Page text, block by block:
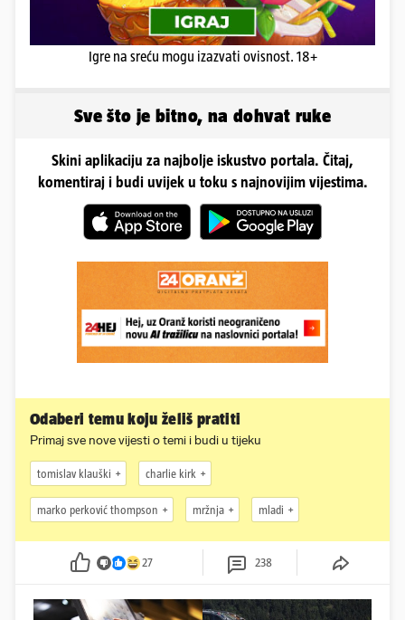
Igre na sreću mogu izazvati ovisnost. 18+
Sve što je bitno, na dohvat ruke
Skini aplikaciju za najbolje iskustvo portala. Čitaj,
komentiraj i budi uvijek u toku s najnovijim vijestima.
Odaberi temu koju želiš pratiti
Primaj sve nove vijesti o temi i budi u tijeku
tomislav klauški charlie kirk
marko perković thompson mržnja mladi
27 238